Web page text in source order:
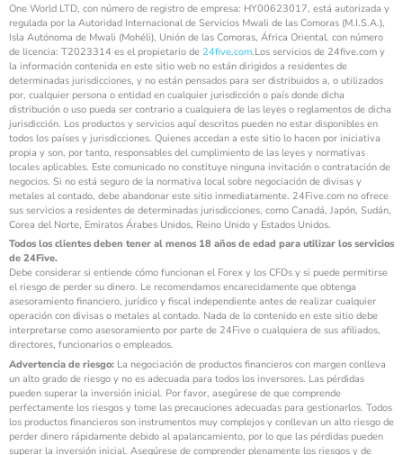
One World LTD, con número de registro de empresa: HY00623017, está autorizada y
regulada por la Autoridad Internacional de Servicios Mwali de las Comoras (M.I.S.A.),
Isla Autónoma de Mwali (Mohéli), Unión de las Comoras, África Oriental. con número
de licencia: T2023314 es el propietario de 24five.com.Los servicios de 24five.com y
la información contenida en este sitio web no están dirigidos a residentes de
determinadas jurisdicciones, y no están pensados para ser distribuidos a, o utilizados
por, cualquier persona o entidad en cualquier jurisdicción o país donde dicha
distribución o uso pueda ser contrario a cualquiera de las leyes o reglamentos de dicha
jurisdicción. Los productos y servicios aquí descritos pueden no estar disponibles en
todos los países y jurisdicciones. Quienes accedan a este sitio lo hacen por iniciativa
propia y son, por tanto, responsables del cumplimiento de las leyes y normativas
locales aplicables. Este comunicado no constituye ninguna invitación o contratación de
negocios. Si no está seguro de la normativa local sobre negociación de divisas y
metales al contado, debe abandonar este sitio inmediatamente. 24Five.com no ofrece
sus servicios a residentes de determinadas jurisdicciones, como Canadá, Japón, Sudán,
Corea del Norte, Emiratos Árabes Unidos, Reino Unido y Estados Unidos.
Todos los clientes deben tener al menos 18 años de edad para utilizar los servicios
de 24Five.
Debe considerar si entiende cómo funcionan el Forex y los CFDs y si puede permitirse
el riesgo de perder su dinero. Le recomendamos encarecidamente que obtenga
asesoramiento financiero, jurídico y fiscal independiente antes de realizar cualquier
operación con divisas o metales al contado. Nada de lo contenido en este sitio debe
interpretarse como asesoramiento por parte de 24Five o cualquiera de sus afiliados,
directores, funcionarios o empleados.
Advertencia de riesgo: La negociación de productos financieros con margen conlleva
un alto grado de riesgo y no es adecuada para todos los inversores. Las pérdidas
pueden superar la inversión inicial. Por favor, asegúrese de que comprende
perfectamente los riesgos y tome las precauciones adecuadas para gestionarlos. Todos
los productos financieros son instrumentos muy complejos y conllevan un alto riesgo de
perder dinero rápidamente debido al apalancamiento, por lo que las pérdidas pueden
superar la inversión inicial. Asegúrese de comprender plenamente los riesgos y de